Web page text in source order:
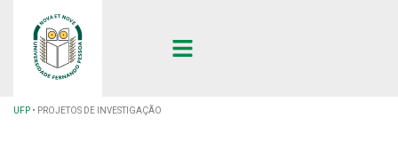
UFP • PROJETOS DE INVESTIGAÇÃO